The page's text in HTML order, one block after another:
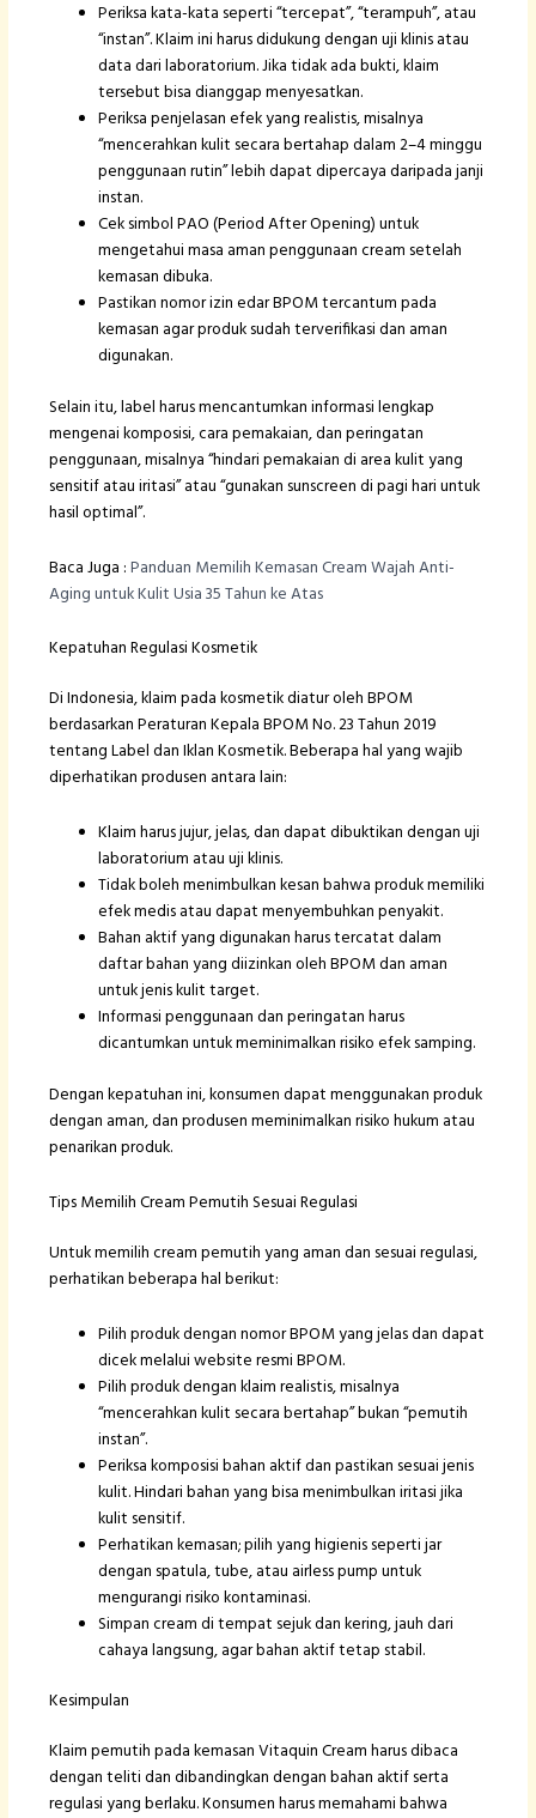
Periksa kata-kata seperti “tercepat”, “terampuh”, atau
“instan”. Klaim ini harus didukung dengan uji klinis atau
data dari laboratorium. Jika tidak ada bukti, klaim
tersebut bisa dianggap menyesatkan.
Periksa penjelasan efek yang realistis, misalnya
“mencerahkan kulit secara bertahap dalam 2–4 minggu
penggunaan rutin” lebih dapat dipercaya daripada janji
instan.
Cek simbol PAO (Period After Opening) untuk
mengetahui masa aman penggunaan cream setelah
kemasan dibuka.
Pastikan nomor izin edar BPOM tercantum pada
kemasan agar produk sudah terverifikasi dan aman
digunakan.
Selain itu, label harus mencantumkan informasi lengkap
mengenai komposisi, cara pemakaian, dan peringatan
penggunaan, misalnya “hindari pemakaian di area kulit yang
sensitif atau iritasi” atau “gunakan sunscreen di pagi hari untuk
hasil optimal”.
Baca Juga :Panduan Memilih Kemasan Cream Wajah Anti-
Aging untuk Kulit Usia 35 Tahun ke Atas
Kepatuhan Regulasi Kosmetik
Di Indonesia, klaim pada kosmetik diatur oleh BPOM
berdasarkan Peraturan Kepala BPOM No. 23 Tahun 2019
tentang Label dan Iklan Kosmetik. Beberapa hal yang wajib
diperhatikan produsen antara lain:
Klaim harus jujur, jelas, dan dapat dibuktikan dengan uji
laboratorium atau uji klinis.
Tidak boleh menimbulkan kesan bahwa produk memiliki
efek medis atau dapat menyembuhkan penyakit.
Bahan aktif yang digunakan harus tercatat dalam
daftar bahan yang diizinkan oleh BPOM dan aman
untuk jenis kulit target.
Informasi penggunaan dan peringatan harus
dicantumkan untuk meminimalkan risiko efek samping.
Dengan kepatuhan ini, konsumen dapat menggunakan produk
dengan aman, dan produsen meminimalkan risiko hukum atau
penarikan produk.
Tips Memilih Cream Pemutih Sesuai Regulasi
Untuk memilih cream pemutih yang aman dan sesuai regulasi,
perhatikan beberapa hal berikut:
Pilih produk dengan nomor BPOM yang jelas dan dapat
dicek melalui website resmi BPOM.
Pilih produk dengan klaim realistis, misalnya
“mencerahkan kulit secara bertahap” bukan “pemutih
instan”.
Periksa komposisi bahan aktif dan pastikan sesuai jenis
kulit. Hindari bahan yang bisa menimbulkan iritasi jika
kulit sensitif.
Perhatikan kemasan; pilih yang higienis seperti jar
dengan spatula, tube, atau airless pump untuk
mengurangi risiko kontaminasi.
Simpan cream di tempat sejuk dan kering, jauh dari
cahaya langsung, agar bahan aktif tetap stabil.
Kesimpulan
Klaim pemutih pada kemasan Vitaquin Cream harus dibaca
dengan teliti dan dibandingkan dengan bahan aktif serta
regulasi yang berlaku. Konsumen harus memahami bahwa